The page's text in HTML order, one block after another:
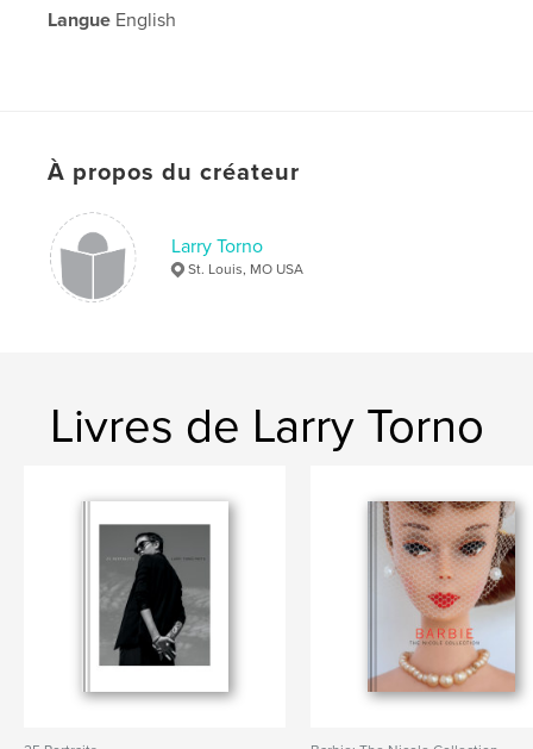
Langue English
À propos du créateur
Larry Torno
St. Louis, MO USA
Livres de Larry Torno